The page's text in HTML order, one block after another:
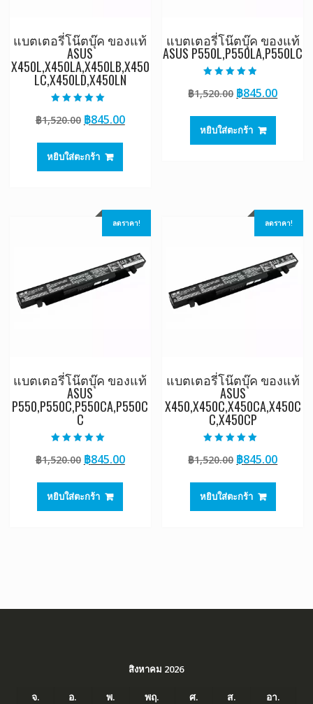
แบตเตอรี่โน๊ตบุ๊ค ของแท้
ASUS
X450L,X450LA,X450LB,X450
LC,X450LD,X450LN
5.00
ตั้งแต่ 1-5
฿1,520.00 Original
was:
฿1,520.00.
฿845.00Current
หยิบใส่ตะกร้า
แบตเตอรี่โน๊ตบุ๊ค ของแท้
ASUS P550L,P550LA,P550LC
4.50
ตั้งแต่ 1-5
฿1,520.00 Original
was:
฿1,520.00.
฿845.00
หยิบใส่ตะกร้า
ลดราคา!
แบตเตอรี่โน๊ตบุ๊ค ของแท้
ASUS
P550,P550C,P550CA,P550C
C
5.00
ตั้งแต่ 1-5
฿1,520.00 Original
was:
฿1,520.00.
฿845.00Current
หยิบใส่ตะกร้า
ลดราคา!
แบตเตอรี่โน๊ตบุ๊ค ของแท้
ASUS
X450,X450C,X450CA,X450C
C,X450CP
5.00
ตั้งแต่ 1-5
฿1,520.00 Original
was:
฿1,520.00.
฿845.00
หยิบใส่ตะกร้า
สิงหาคม 2026
จ. อ. พ. พฤ. ศ. ส.
อา.